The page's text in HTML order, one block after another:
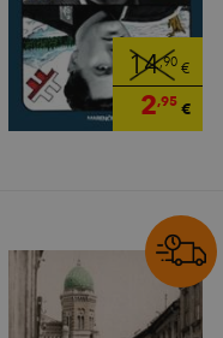
14,90€
2,95€